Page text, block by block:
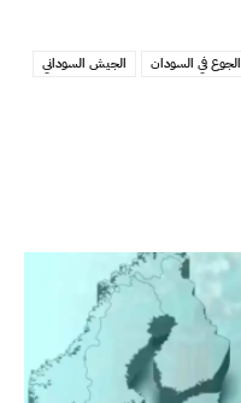
الجوع في السودان
الجيش السوداني